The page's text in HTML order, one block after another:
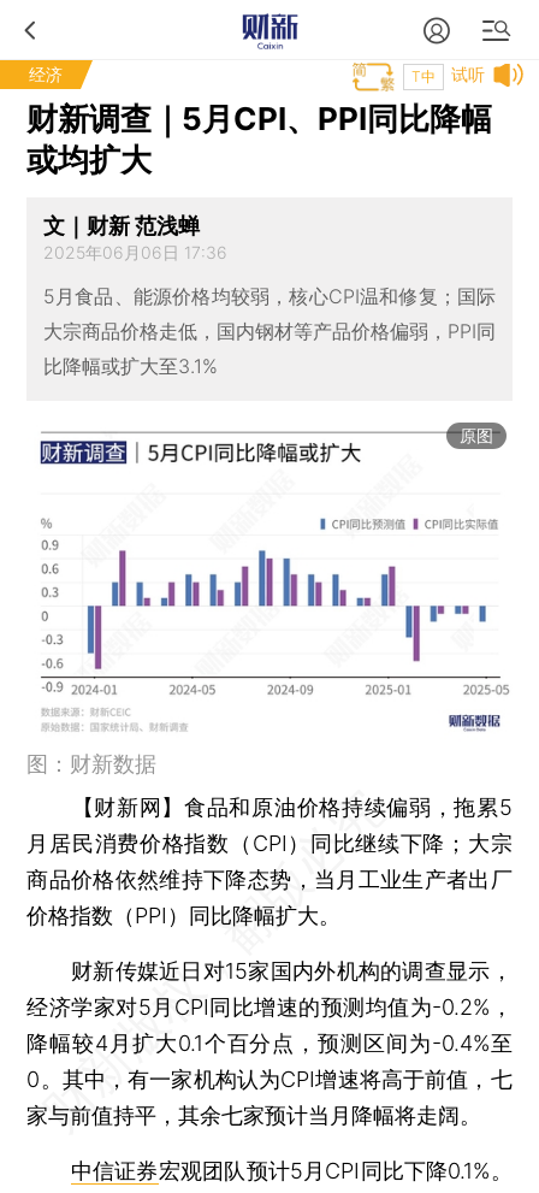
经济 试听
T中
财新调查｜5月CPI、PPI同比降幅
或均扩大
文｜财新 范浅蝉
2025年06月06日 17:36
5月食品、能源价格均较弱，核心CPI温和修复；国际
大宗商品价格走低，国内钢材等产品价格偏弱，PPI同
比降幅或扩大至3.1%
原图
图：财新数据
【财新网】食品和原油价格持续偏弱，拖累5
月居民消费价格指数（CPI）同比继续下降；大宗
商品价格依然维持下降态势，当月工业生产者出厂
价格指数（PPI）同比降幅扩大。
财新传媒近日对15家国内外机构的调查显示，
经济学家对5月CPI同比增速的预测均值为-0.2%，
降幅较4月扩大0.1个百分点，预测区间为-0.4%至
0。其中，有一家机构认为CPI增速将高于前值，七
家与前值持平，其余七家预计当月降幅将走阔。
中信证券宏观团队预计5月CPI同比下降0.1%。